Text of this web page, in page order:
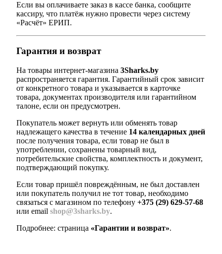
Если вы оплачиваете заказ в кассе банка, сообщите
кассиру, что платёж нужно провести через систему
«Расчёт» ЕРИП.
Гарантия и возврат
На товары интернет-магазина 3Sharks.by
распространяется гарантия. Гарантийный срок зависит
от конкретного товара и указывается в карточке
товара, документах производителя или гарантийном
талоне, если он предусмотрен.
Покупатель может вернуть или обменять товар
надлежащего качества в течение 14 календарных дней
после получения товара, если товар не был в
употреблении, сохранены товарный вид,
потребительские свойства, комплектность и документ,
подтверждающий покупку.
Если товар пришёл повреждённым, не был доставлен
или покупатель получил не тот товар, необходимо
связаться с магазином по телефону +375 (29) 629-57-68
или email shop@3sharks.by.
Подробнее: страница «Гарантии и возврат».